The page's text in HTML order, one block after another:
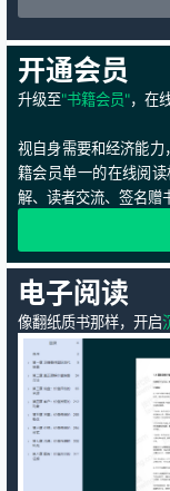
开通会员
升级至"书籍会员"，在
视自身需要和经济能力
籍会员单一的在线阅
解、读者交流、签名赠
电子阅读
像翻纸质书那样，开启